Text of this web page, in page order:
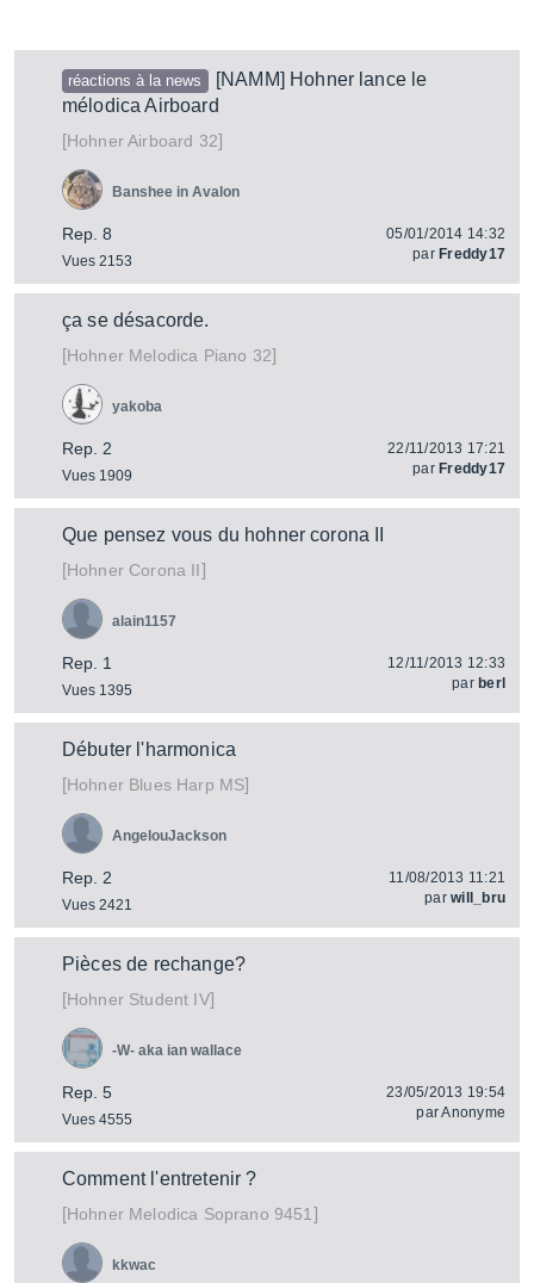
réactions à la news
[NAMM] Hohner lance le
mélodica Airboard
[HohnerAirboard 32]
Rep. 8
Vues 2153
Banshee in Avalon
05/01/2014 14:32
par Freddy17
ça se désacorde.
[HohnerMelodica Piano 32]
Rep. 2
Vues 1909
yakoba
22/11/2013 17:21
par Freddy17
Que pensez vous du hohner corona II
[HohnerCorona II]
Rep. 1
Vues 1395
alain1157
12/11/2013 12:33
par berl
Débuter l'harmonica
[HohnerBlues Harp MS]
Rep. 2
Vues 2421
AngelouJackson
11/08/2013 11:21
parwill_bru
Pièces de rechange?
[HohnerStudent IV]
Rep. 5
Vues 4555
-W- aka ian wallace
23/05/2013 19:54
parAnonyme
Comment l'entretenir ?
[HohnerMelodica Soprano 9451 ]
kkwac